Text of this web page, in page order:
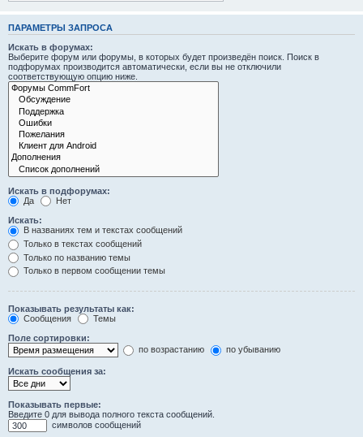
ПАРАМЕТРЫ ЗАПРОСА
Искать в форумах:
Выберите форум или форумы, в которых будет произведён поиск. Поиск в
подфорумах производится автоматически, если вы не отключили
соответствующую опцию ниже.
Искать в подфорумах:
Да
Нет
Искать:
В названиях тем и текстах сообщений
Только в текстах сообщений
Только по названию темы
Только в первом сообщении темы
Показывать результаты как:
Сообщения
Темы
Поле сортировки:
по возрастанию
по убыванию
Искать сообщения за:
Показывать первые:
Введите 0 для вывода полного текста сообщений.
символов сообщений